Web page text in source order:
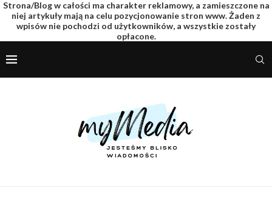
Strona/Blog w całości ma charakter reklamowy, a zamieszczone na
niej artykuły mają na celu pozycjonowanie stron www. Żaden z
wpisów nie pochodzi od użytkowników, a wszystkie zostały
opłacone.